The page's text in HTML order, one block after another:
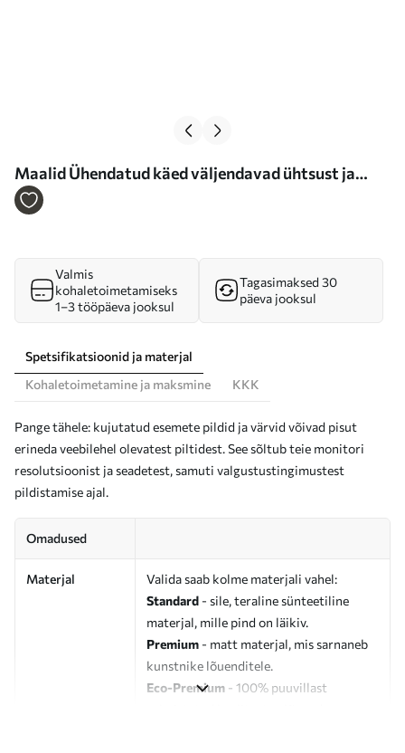
Maalid Ühendatud käed väljendavad ühtsust ja
usaldust Nr s36848
Valmis
kohaletoimetamiseks
1–3 tööpäeva jooksul
Tagasimaksed 30
päeva jooksul
Spetsifikatsioonid ja materjal
Kohaletoimetamine ja maksmine
KKK
Pange tähele: kujutatud esemete pildid ja värvid võivad pisut
erineda veebilehel olevatest piltidest. See sõltub teie monitori
resolutsioonist ja seadetest, samuti valgustustingimustest
pildistamise ajal.
Omadused
Materjal
Valida saab kolme materjali vahel:
Standard - sile, teraline sünteetiline
materjal, mille pind on läikiv.
Premium - matt materjal, mis sarnaneb
kunstnike lõuenditele.
Eco-Premium - 100% puuvillast